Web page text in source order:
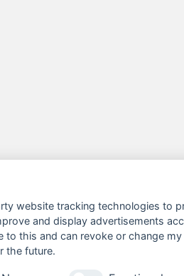
website tracking technologies to
and display advertisements
to this and can revoke or change
the future.